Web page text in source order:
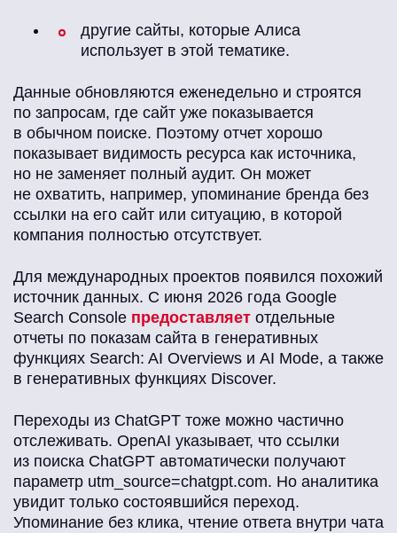
другие сайты, которые Алиса
использует в этой тематике.
Данные обновляются еженедельно и строятся
по запросам, где сайт уже показывается
в обычном поиске. Поэтому отчет хорошо
показывает видимость ресурса как источника,
но не заменяет полный аудит. Он может
не охватить, например, упоминание бренда без
ссылки на его сайт или ситуацию, в которой
компания полностью отсутствует.
Для международных проектов появился похожий
источник данных. С июня 2026 года Google
Search Console предоставляет отдельные
отчеты по показам сайта в генеративных
функциях Search: AI Overviews и AI Mode, а также
в генеративных функциях Discover.
Переходы из ChatGPT тоже можно частично
отслеживать. OpenAI указывает, что ссылки
из поиска ChatGPT автоматически получают
параметр utm_source=chatgpt.com. Но аналитика
увидит только состоявшийся переход.
Упоминание без клика, чтение ответа внутри чата